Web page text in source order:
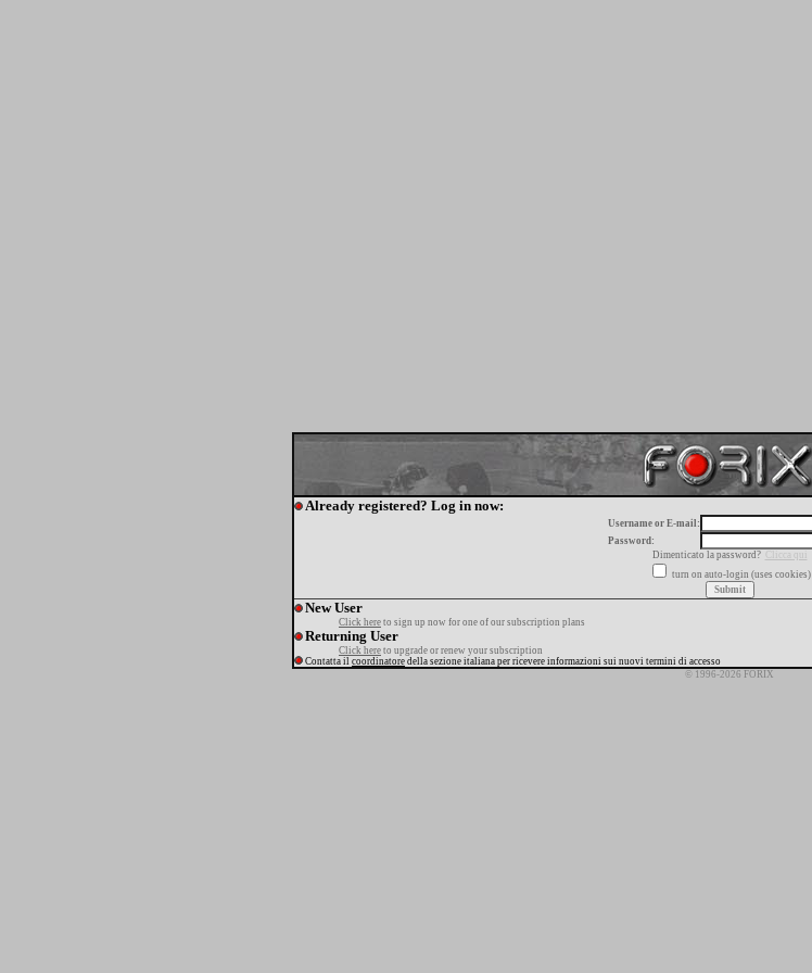
Already registered? Log in now:
Username or E-mail:
Password:
Dimenticato la password?
Clicca qui
turn on auto-login (uses cookies)
New User
Click here to sign up now for one of our subscription plans
Returning User
Click here to upgrade or renew your subscription
Contatta il coordinatore della sezione italiana per ricevere informazioni sui nuovi termini di accesso
© 1996-2026 FORIX